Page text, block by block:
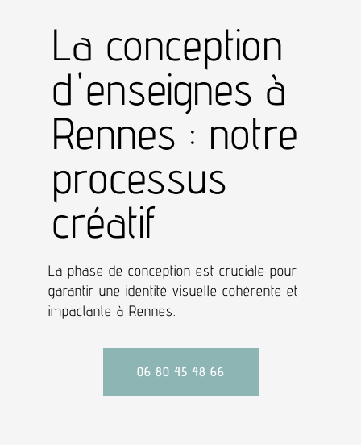
La conception
d'enseignes à
Rennes : notre
processus
créatif
La phase de conception est cruciale pour
garantir une identité visuelle cohérente et
impactante à Rennes.
06 80 45 48 66